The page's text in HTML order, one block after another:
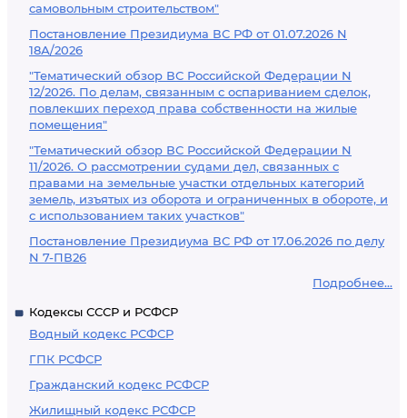
самовольным строительством"
Постановление Президиума ВС РФ от 01.07.2026 N
18А/2026
"Тематический обзор ВС Российской Федерации N
12/2026. По делам, связанным с оспариванием сделок,
повлекших переход права собственности на жилые
помещения"
"Тематический обзор ВС Российской Федерации N
11/2026. О рассмотрении судами дел, связанных с
правами на земельные участки отдельных категорий
земель, изъятых из оборота и ограниченных в обороте, и
с использованием таких участков"
Постановление Президиума ВС РФ от 17.06.2026 по делу
N 7-ПВ26
Подробнее...
Кодексы СССР и РСФСР
Водный кодекс РСФСР
ГПК РСФСР
Гражданский кодекс РСФСР
Жилищный кодекс РСФСР